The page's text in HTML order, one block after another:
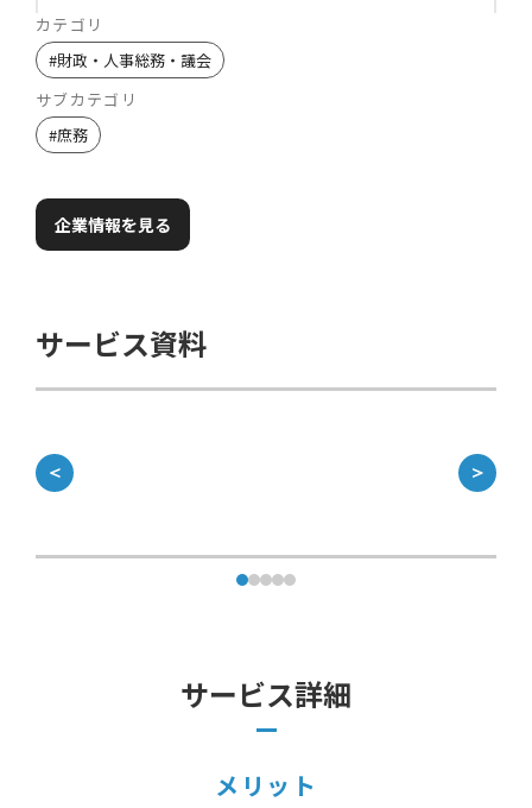
カテゴリ
#財政・人事総務・議会
サブカテゴリ
#庶務
企業情報を見る
サービス資料
＜ ＞
サービス詳細
メリット